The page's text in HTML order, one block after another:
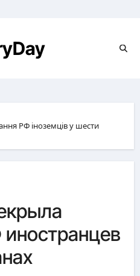
РФ іноземців у шести